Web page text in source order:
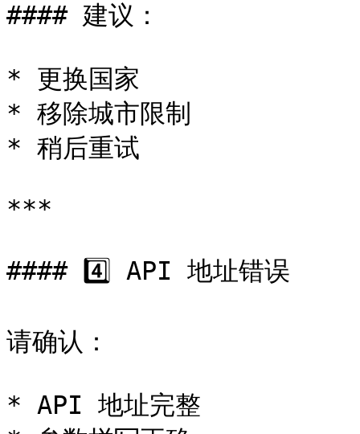
#### 建议：
* 更换国家
* 移除城市限制
* 稍后重试
***
#### 4️⃣ API 地址错误
请确认：
* API 地址完整